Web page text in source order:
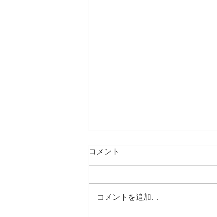
藤沢遊行の盆。初参加
コメント
コメントを追加…